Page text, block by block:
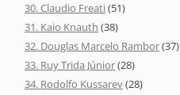
30. Claudio Freati(51)
31. Kaio Knauth (38)
32. Douglas Marcelo Rambor(37)
33. Ruy Trida Júnior(28)
34. Rodolfo Kussarev(28)